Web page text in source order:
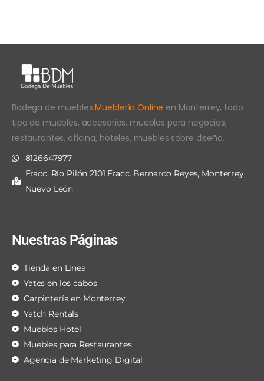
Bodega de mueblesMueblería Online en Monterrey, todo
tipo de muebles, accesorios, muebles para negocios,
restaurantes, oficina, hoteles, muebles sobre diseño.
8126647977
Fracc. Río Pilón 2101 Fracc. Bernardo Reyes, Monterrey,
Nuevo León
Nuestras Páginas
Tienda en Línea
Yates en los cabos
Carpintería en Monterrey
Yatch Rentals
Muebles Hotel
Muebles para Restaurantes
Agencia de Marketing Digital